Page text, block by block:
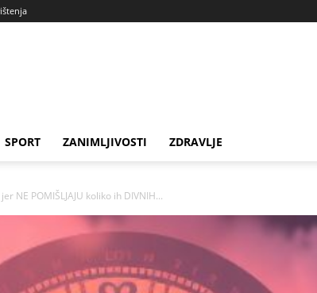
SPORT ZANIMLJIVOSTI ZDRAVLJE
NE POMIŠLJAJU koliko ih DIVNIH...